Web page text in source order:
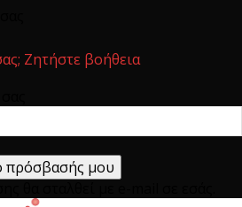
Ζητήστε βοήθεια